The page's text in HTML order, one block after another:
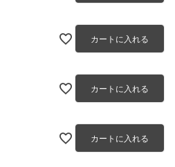
カートに入れる
カートに入れる
カートに入れる